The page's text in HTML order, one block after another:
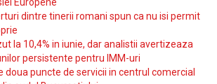
dintre tinerii romani spun ca nu isi permit
la 10,4% in iunie, dar analistii avertizeaza
persistente pentru IMM-uri
doua puncte de servicii in centrul comercial